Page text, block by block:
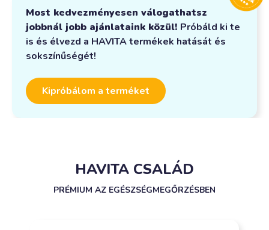
Most kedvezményesen válogathatsz
jobbnál jobb ajánlataink közül! Próbáld ki te
is és élvezd a HAVITA termékek hatását és
sokszínűségét!
Kipróbálom a terméket
HAVITA CSALÁD
PRÉMIUM AZ EGÉSZSÉGMEGŐRZÉSBEN